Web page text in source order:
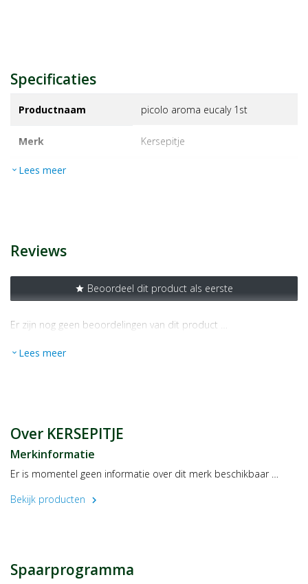
Specificaties
Productnaam picolo aroma eucaly 1st
Merk kersepitje
EAN
expand_more Lees meer
Reviews
star Beoordeel dit product als eerste
Er zijn nog geen beoordelingen van dit product …
expand_more Lees meer
Over KERSEPITJE
Merkinformatie
Er is momentel geen informatie over dit merk beschikbaar …
Bekijk producten
chevron_right
Spaarprogramma